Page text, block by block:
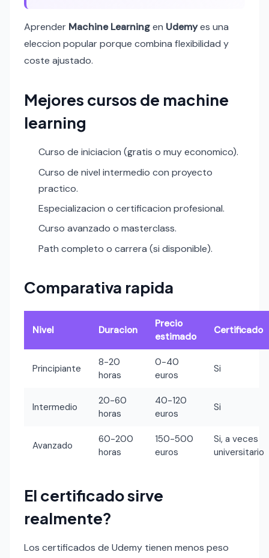
Aprender Machine Learningen Udemyes una
eleccion popular porque combina flexibilidad y
coste ajustado.
Mejores cursos de machine
learning
Curso de iniciacion (gratis o muy economico).
Curso de nivel intermedio con proyecto
practico.
Especializacion o certificacion profesional.
Curso avanzado o masterclass.
Path completo o carrera (si disponible).
Comparativa rapida
Nivel Duracion
Precio
estimado
Certificado
Principiante
8-20
horas
0-40
euros
Si
Intermedio
20-60
horas
40-120
euros
Si
Avanzado
60-200
horas
150-500
euros
Si, a veces
universitario
El certificado sirve
realmente?
Los certificados de Udemy tienen menos peso